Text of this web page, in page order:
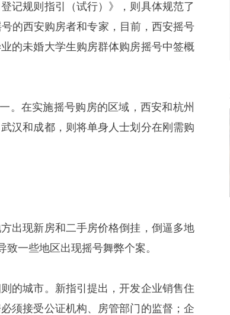
记规则指引（试行）》，则具体规范了
的西安购房者和专家，目前，西安摇号
的未婚大学生购房群体购房摇号中签概
。在实施摇号购房的区域，西安和杭州
汉和成都，则将单身人士划分在刚需购
出现新房和二手房价格倒挂，倒逼多地
致一些地区出现摇号舞弊个案。
的城市。新指引提出，开发企业销售住
须接受公证机构、房管部门的监督；企